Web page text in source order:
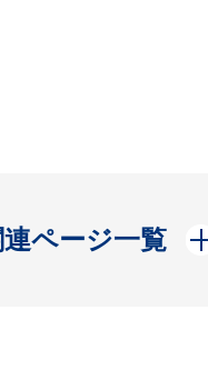
連ページ一覧
開く